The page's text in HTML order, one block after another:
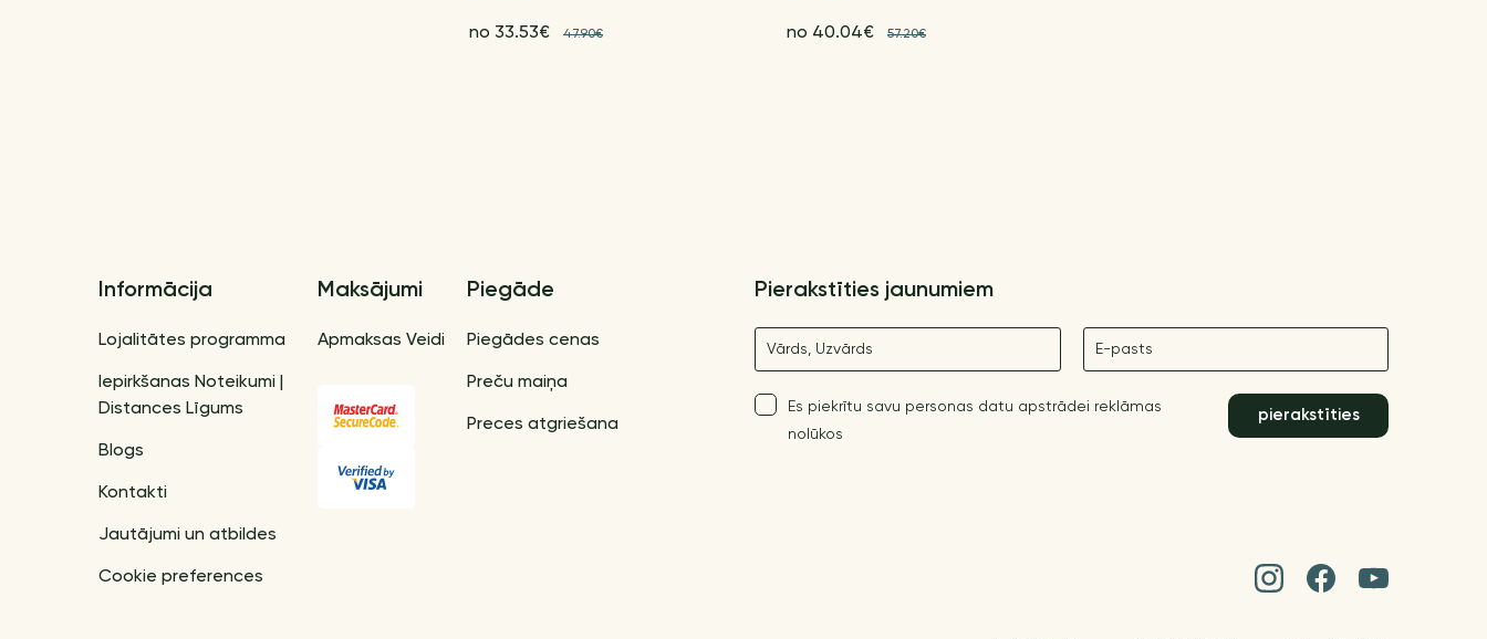
no 33.53€ 47.90€ no 40.04€ 57.20€
Informācija
Lojalitātes programma
Iepirkšanas Noteikumi |
Distances Līgums
Blogs
Kontakti
Jautājumi un atbildes
Cookie preferences
Maksājumi
Apmaksas Veidi
Piegāde
Piegādes cenas
Preču maiņa
Preces atgriešana
Pierakstīties jaunumiem
Nosaukums E-pasts
Es piekrītu savu personas datu apstrādei reklāmas
nolūkos
pierakstīties